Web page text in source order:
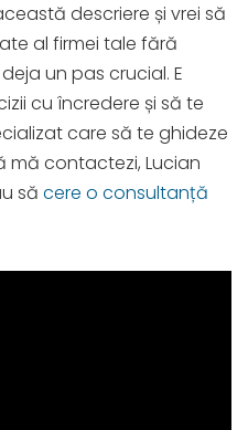
descriere și vrei să
al firmei tale fără
un pas crucial. E
cu încredere și să te
care să te ghideze
mă contactezi, Lucian
să cere o consultanță